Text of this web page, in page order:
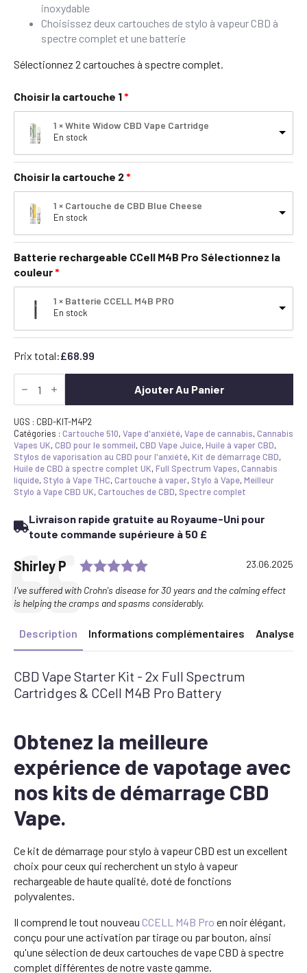
inoxydable
Choisissez deux cartouches de stylo à vapeur CBD à
spectre complet et une batterie
Sélectionnez 2 cartouches à spectre complet.
Choisir la cartouche 1
1 × White Widow CBD Vape Cartridge
En stock
Choisir la cartouche 2
1 × Cartouche de CBD Blue Cheese
En stock
Batterie rechargeable CCell M4B Pro Sélectionnez la
couleur
1 × Batterie CCELL M4B PRO
En stock
Prix total:£68.99
quantité
de
Vape
Pen
Starter
Kit
-
2x
Cartridges
&
M4B
Pro
Battery
Ajouter Au Panier
UGS : CBD-KIT-M4P2
Catégories : Cartouche 510,Vape d'anxiété,Vape de cannabis,Cannabis
Vapes UK,CBD pour le sommeil,CBD Vape Juice,Huile à vaper CBD,
Stylos de vaporisation au CBD pour l'anxiété,Kit de démarrage CBD,
Huile de CBD à spectre complet UK,Full Spectrum Vapes,Cannabis
liquide, Stylo à Vape THC,Cartouche à vaper, Stylo à Vape,Meilleur
Stylo à Vape CBD UK,Cartouches de CBD, Spectre complet
Livraison rapide gratuite au Royaume-Uni pour
toute commande supérieure à 50 £
Testimonial
Author:
Shirley P Rating: 5.0 out of 5 stars
Date:
23.06.2025
Text:
I've suffered with Crohn's disease for 30 years and the calming effect
is helping the cramps and spasms considerably.
Description Informations complémentaires Analyse
CBD Vape Starter Kit - 2x Full Spectrum
Cartridges & CCell M4B Pro Battery
Obtenez la meilleure
expérience de vapotage avec
nos kits de démarrage CBD
Vape.
Ce kit de démarrage pour stylo à vapeur CBD est un excellent
choix pour ceux qui recherchent un stylo à vapeur
rechargeable de haute qualité, doté de fonctions
polyvalentes.
Il comprend le tout nouveau CCELL M4B Pro en noir élégant,
conçu pour une activation par tirage ou par bouton, ainsi
qu'une sélection de deux cartouches de vape CBD à spectre
complet différentes de notre vaste gamme.